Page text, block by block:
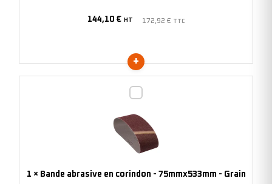
40
(x10)
144,10 € HT 172,92 €
corindon
1 × Bande abrasive en corindon - 75mmx533mm - Grain